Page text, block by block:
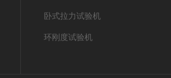
卧式拉力试验机
环刚度试验机